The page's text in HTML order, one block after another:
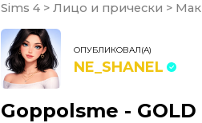
Sims 4 > Лицо и прически >
ОПУБЛИКОВАЛ(А)
NE_SHANEL
Goppolsme - GOLD